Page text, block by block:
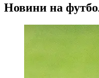
Новини на